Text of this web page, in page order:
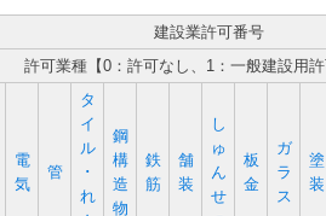
建設業許可番号
許可業種【0：許可なし、1：一般建設用許
電
気
管
タ
イ
ル
･
れ
鋼
構
造
物
鉄
筋
舗
装
し
ゅ
ん
せ
板
金
ガ
ラ
ス
塗
装